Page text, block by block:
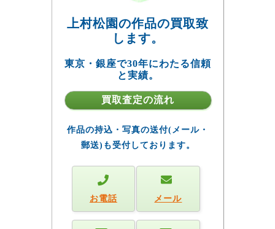
上村松園の作品の買取致
します。
東京・銀座で30年にわたる信頼
と実績。
買取査定の流れ
作品の持込・写真の送付(メール・
郵送)も受付しております。
お電話 メール